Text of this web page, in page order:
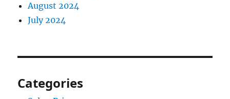
August 2024
July 2024
Categories